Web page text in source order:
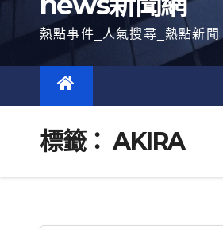
熱點事件_人氣搜尋_熱點新聞
標籤： AKIRA